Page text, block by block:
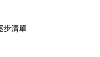
步清單